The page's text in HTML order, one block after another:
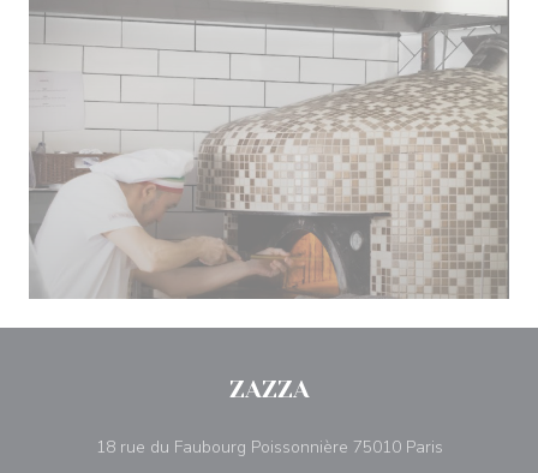
ZAZZA
18 rue du Faubourg Poissonnière 75010 Paris((ouvre une